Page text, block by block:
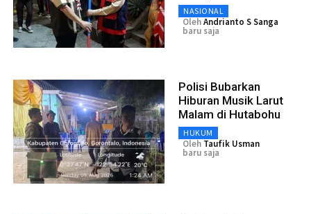
NASIONAL
OlehAndrianto S Sanga
baru saja
Polisi Bubarkan
Hiburan Musik Larut
Malam di Hutabohu
HUKUM
Oleh Taufik Usman
baru saja